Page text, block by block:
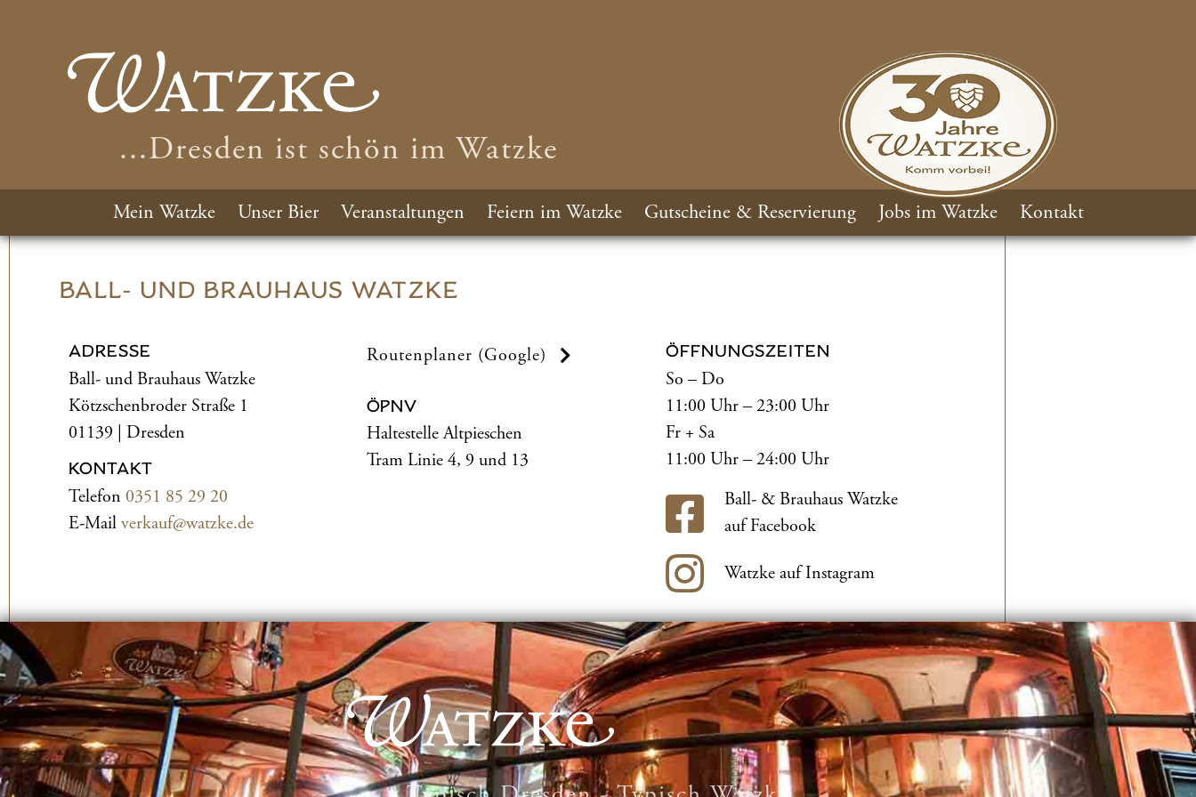
...Dresden ist schön im Watzke
Mein Watzke Unser Bier Veranstaltungen Feiern im Watzke Gutscheine & Reservierung Jobs im Watzke Kontakt
BALL- UND­ BRAUHAUS WATZKE
ADRESSE
Ball- und­ Brauhaus Watzke
Kötzschenbroder Straße 1
01139 | Dresden
KONTAKT
Telefon 0351 85 29 20
E-Mail verkauf@watzke.de
Routenplaner (Google)
ÖPNV
Haltestelle Altpieschen
Tram Linie 4, 9 und 13
ÖFFNUNGSZEITEN
So – Do
11:00 Uhr – 23:00 Uhr
Fr + Sa
11:00 Uhr – 24:00 Uhr
Ball- & Brauhaus Watzke
auf Facebook
Watzke auf Instagram